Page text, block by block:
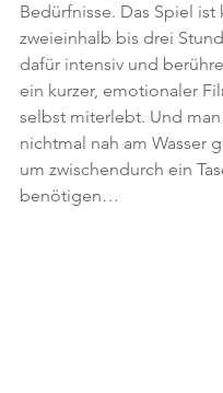
Bedürfnisse. Das Spiel ist
zweieinhalb bis drei
dafür intensiv und
ein kurzer, emotionaler
selbst miterlebt. Und man
nichtmal nah am Wasser
um zwischendurch ein
benötigen…